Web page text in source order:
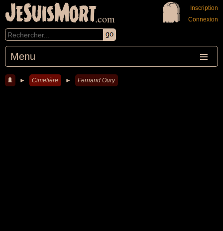
JeSuisMort.com
Menu
Inscription
Connexion
► Cimetière ► Fernand Oury